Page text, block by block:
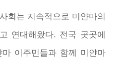
회는 지속적으로 미얀마의
연대해왔다. 전국 곳곳에
이주민들과 함께 미얀마